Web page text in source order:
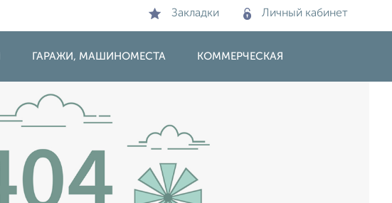
Закладки Личный кабинет
ГАРАЖИ, МАШИНОМЕСТА КОММЕРЧЕСКАЯ